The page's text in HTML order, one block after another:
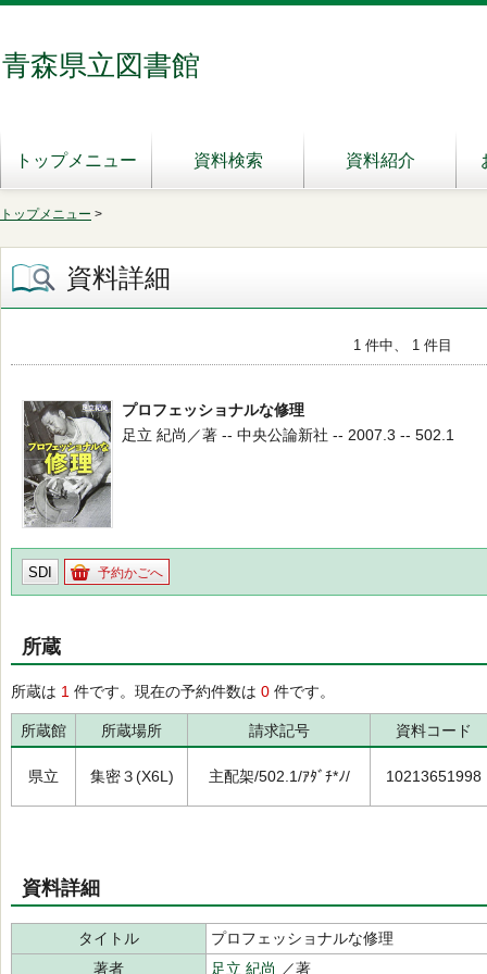
青森県立図書館
トップメニュー 資料検索 資料紹介
トップメニュー >
資料詳細
1 件中、 1 件目
プロフェッショナルな修理
足立 紀尚／著 -- 中央公論新社 -- 2007.3 -- 502.1
SDI 予約かごへ
所蔵
所蔵は 1 件です。現在の予約件数は 0 件です。
所蔵館 所蔵場所 請求記号 資料コード
県立 集密３(X6L) 主配架/502.1/ｱﾀﾞﾁ*ﾉ/ 10213651998
資料詳細
タイトル
プロフェッショナルな修理
著者
足立 紀尚 ／著